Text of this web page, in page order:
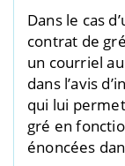
Dans le cas
contrat de
un courriel
dans l’avis
qui lui
gré en
énoncées